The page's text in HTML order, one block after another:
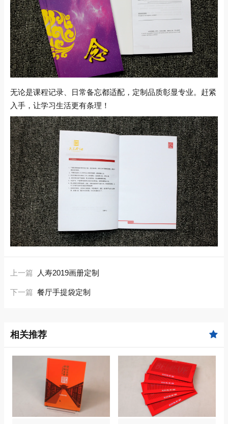
无论是课程记录、日常备忘都适配，定制品质彰显专业。赶紧
入手，让学习生活更有条理！
上一篇 人寿2019画册定制
下一篇 餐厅手提袋定制
相关推荐